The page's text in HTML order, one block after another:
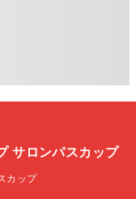
サロンパスカップ
カップ